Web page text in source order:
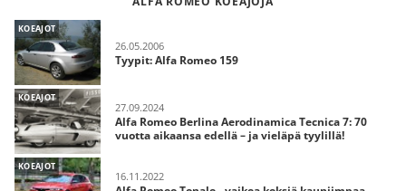
KOEAJOT
26.05.2006
Tyypit: Alfa Romeo 159
KOEAJOT
27.09.2024
Alfa Romeo Berlina Aerodinamica Tecnica 7: 70
vuotta aikaansa edellä – ja vieläpä tyylillä!
KOEAJOT
16.11.2022